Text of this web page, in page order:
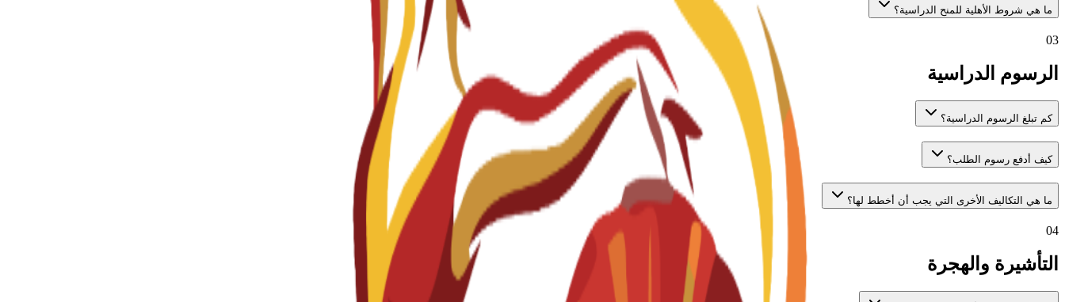
ما هي شروط الأهلية للمنح الدراسية؟
03
الرسوم الدراسية
كم تبلغ الرسوم الدراسية؟
كيف أدفع رسوم الطلب؟
ما هي التكاليف الأخرى التي يجب أن أخطط لها؟
04
التأشيرة والهجرة